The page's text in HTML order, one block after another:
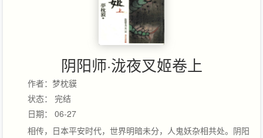
阴阳师·泷夜叉姬卷上
作者：梦枕貘
状态： 完结
日期： 06-27
相传，日本平安时代，世界明暗未分，人鬼妖杂相共处。阴阳